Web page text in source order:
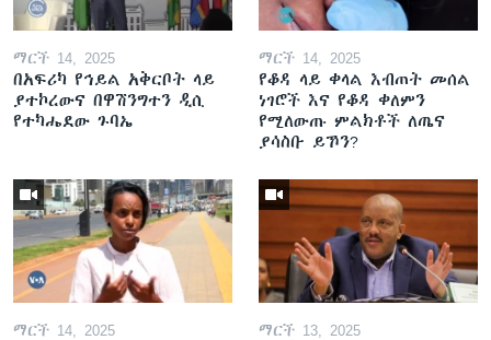
ማርች 14, 2025
በአፍሪካ የኅይል አቅርቦት ላይ
ያተኮረውና በዋሽንግተን ዲሲ
የተካሔደው ጉባኤ
ማርች 14, 2025
የቆዳ ላይ ቀላል እብጠት መሰል
ነገሮች እና የቆዳ ቀለምን
የሚለውጡ ምልክቶች ለጤና
ያሳስቡ ይኾን?
ማርች 14, 2025 ማርች 13, 2025